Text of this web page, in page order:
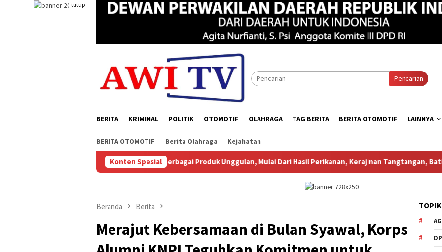
tutup
Pencarian
BERITA KRIMINAL POLITIK OTOMOTIF OLAHRAGA TAG BERITA BERITA OTOMOTIF LAINNYA
BERITA OTOMOTIF Berita Olahraga Kejahatan
Konten Spesial
Selatan Menampilkan Berbagai Produk Unggulan, Mulai Dari Hasil Perikanan, Kerajinan Tangtangan, Batik Khas Papua,
Beranda Berita
Merajut Kebersamaan di Bulan Syawal, Korps